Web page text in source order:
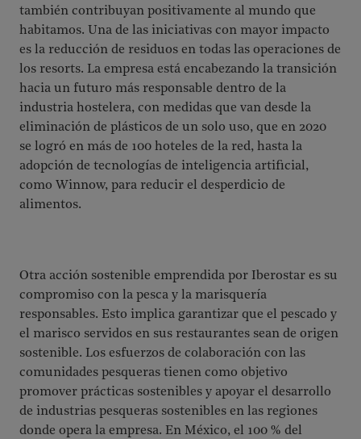
también contribuyan positivamente al mundo que
habitamos. Una de las iniciativas con mayor impacto
es la reducción de residuos en todas las operaciones de
los resorts. La empresa está encabezando la transición
hacia un futuro más responsable dentro de la
industria hostelera, con medidas que van desde la
eliminación de plásticos de un solo uso, que en 2020
se logró en más de 100 hoteles de la red, hasta la
adopción de tecnologías de inteligencia artificial,
como Winnow, para reducir el desperdicio de
alimentos.
Otra acción sostenible emprendida por Iberostar es su
compromiso con la pesca y la marisquería
responsables. Esto implica garantizar que el pescado y
el marisco servidos en sus restaurantes sean de origen
sostenible. Los esfuerzos de colaboración con las
comunidades pesqueras tienen como objetivo
promover prácticas sostenibles y apoyar el desarrollo
de industrias pesqueras sostenibles en las regiones
donde opera la empresa. En México, el 100 % del